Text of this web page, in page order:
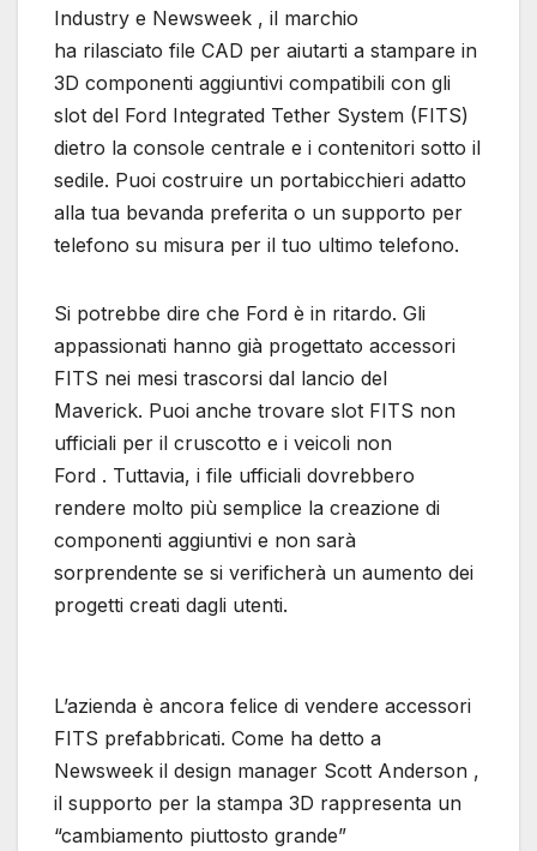
Industry e Newsweek , il marchio
ha rilasciato file CAD per aiutarti a stampare in
3D componenti aggiuntivi compatibili con gli
slot del Ford Integrated Tether System (FITS)
dietro la console centrale e i contenitori sotto il
sedile. Puoi costruire un portabicchieri adatto
alla tua bevanda preferita o un supporto per
telefono su misura per il tuo ultimo telefono.
Si potrebbe dire che Ford è in ritardo. Gli
appassionati hanno già progettato accessori
FITS nei mesi trascorsi dal lancio del
Maverick. Puoi anche trovare slot FITS non
ufficiali per il cruscotto e i veicoli non
Ford . Tuttavia, i file ufficiali dovrebbero
rendere molto più semplice la creazione di
componenti aggiuntivi e non sarà
sorprendente se si verificherà un aumento dei
progetti creati dagli utenti.
L’azienda è ancora felice di vendere accessori
FITS prefabbricati. Come ha detto a
Newsweek il design manager Scott Anderson ,
il supporto per la stampa 3D rappresenta un
“cambiamento piuttosto grande”